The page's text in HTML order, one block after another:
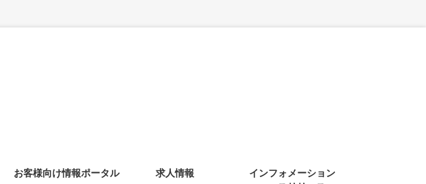
お客様向け情報ポータル
インフォメーション
求人情報